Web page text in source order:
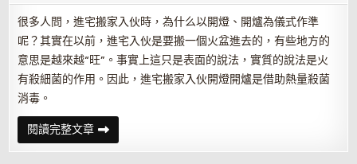
很多人問，進宅搬家入伙時，為什么以開燈、開爐為儀式作準
呢？其實在以前，進宅入伙是要搬一個火盆進去的，有些地方的
意思是越來越“旺”。事實上這只是表面的說法，實質的說法是火
有殺細菌的作用。因此，進宅搬家入伙開燈開爐是借助熱量殺菌
消毒。
閱讀完整文章容
易
被